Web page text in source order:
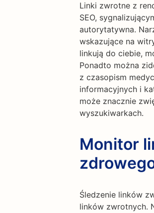
Linki zwrotne z
SEO,
autorytatywna.
wskazujące na
linkują do ciebie,
Ponadto można
z czasopism
informacyjnych i
może znacznie
wyszukiwarkach.
Monitor
Śledzenie linków
linków zwrotnych.